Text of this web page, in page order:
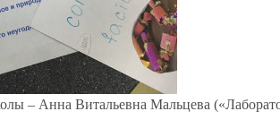
– Анна Витальевна Мальцева